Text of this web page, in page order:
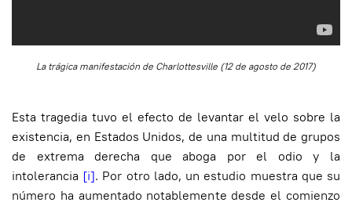
La trágica manifestación de Charlottesville (12 de agosto de 2017)
Esta tragedia tuvo el efecto de levantar el velo sobre la
existencia, en Estados Unidos, de una multitud de grupos
de extrema derecha que aboga por el odio y la
intolerancia [i]. Por otro lado, un estudio muestra que su
número ha aumentado notablemente desde el comienzo